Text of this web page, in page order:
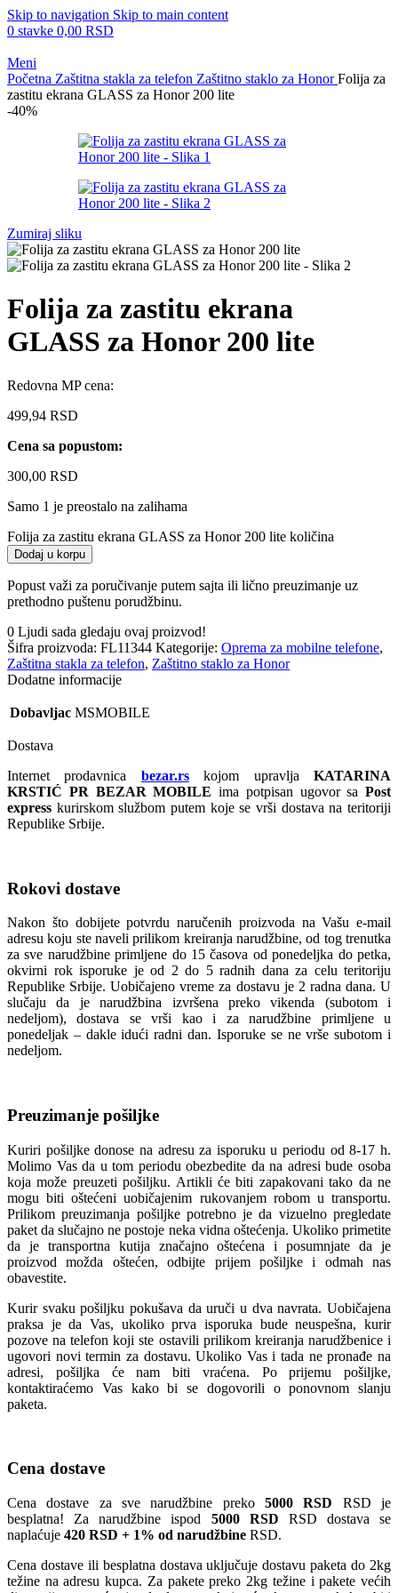
Skip to navigation Skip to main content
0 stavke 0,00 RSD
Meni
Početna Zaštitna stakla za telefon Zaštitno staklo za HonorFolija za
zastitu ekrana GLASS za Honor 200 lite
-40%
Zumiraj sliku
Folija za zastitu ekrana
GLASS za Honor 200 lite
Redovna MP cena:
499,94 RSD
Cena sa popustom:
300,00 RSD
Samo 1 je preostalo na zalihama
Folija za zastitu ekrana GLASS za Honor 200 lite količina
Dodaj u korpu
Popust važi za poručivanje putem sajta ili lično preuzimanje uz
prethodno puštenu porudžbinu.
0 Ljudi sada gledaju ovaj proizvod!
Šifra proizvoda: FL11344 Kategorije: Oprema za mobilne telefone,
Zaštitna stakla za telefon, Zaštitno staklo za Honor
Dodatne informacije
Dobavljac MSMOBILE
Dostava
Internet prodavnica bezar.rskojom upravljaKATARINA
KRSTIĆ PR BEZAR MOBILE ima potpisan ugovor sa Post
express kurirskom službom putem koje se vrši dostava na teritoriji
Republike Srbije.
Rokovi dostave
Nakon što dobijete potvrdu naručenih proizvoda na Vašu e-mail
adresu koju ste naveli prilikom kreiranja narudžbine, od tog trenutka
za sve narudžbine primljene do 15 časova od ponedeljka do petka,
okvirni rok isporuke je od 2 do 5 radnih dana za celu teritoriju
Republike Srbije. Uobičajeno vreme za dostavu je 2 radna dana. U
slučaju da je narudžbina izvršena preko vikenda (subotom i
nedeljom), dostava se vrši kao i za narudžbine primljene u
ponedeljak – dakle idući radni dan. Isporuke se ne vrše subotom i
nedeljom.
Preuzimanje pošiljke
Kuriri pošiljke donose na adresu za isporuku u periodu od 8-17 h.
Molimo Vas da u tom periodu obezbedite da na adresi bude osoba
koja može preuzeti pošiljku. Artikli će biti zapakovani tako da ne
mogu biti oštećeni uobičajenim rukovanjem robom u transportu.
Prilikom preuzimanja pošiljke potrebno je da vizuelno pregledate
paket da slučajno ne postoje neka vidna oštećenja. Ukoliko primetite
da je transportna kutija značajno oštećena i posumnjate da je
proizvod možda oštećen, odbijte prijem pošiljke i odmah nas
obavestite.
Kurir svaku pošiljku pokušava da uruči u dva navrata. Uobičajena
praksa je da Vas, ukoliko prva isporuka bude neuspešna, kurir
pozove na telefon koji ste ostavili prilikom kreiranja narudžbenice i
ugovori novi termin za dostavu. Ukoliko Vas i tada ne pronađe na
adresi, pošiljka će nam biti vraćena. Po prijemu pošiljke,
kontaktiraćemo Vas kako bi se dogovorili o ponovnom slanju
paketa.
Cena dostave
Cena dostave za sve narudžbine preko 5000 RSD RSD je
besplatna! Za narudžbine ispod 5000 RSD RSD dostava se
naplaćuje 420 RSD + 1% od narudžbine RSD.
Cena dostave ili besplatna dostava uključuje dostavu paketa do 2kg
težine na adresu kupca. Za pakete preko 2kg težine i pakete većih